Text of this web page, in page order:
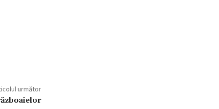
următor